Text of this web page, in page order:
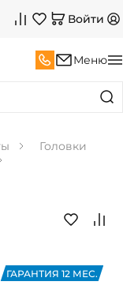
Войти
Меню
Головки
ГАРАНТИЯ 12 МЕС.